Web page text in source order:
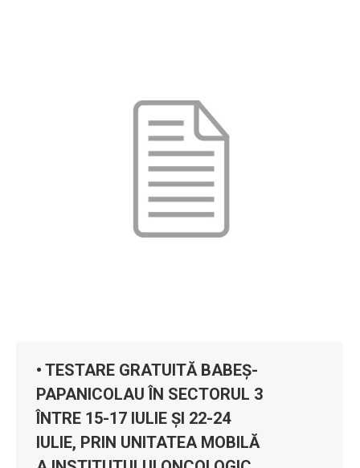
• TESTARE GRATUITĂ BABEȘ-
PAPANICOLAU ÎN SECTORUL 3
ÎNTRE 15-17 IULIE ȘI 22-24
IULIE, PRIN UNITATEA MOBILĂ